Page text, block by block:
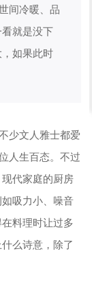
间冷暖、品
就是没下
如果此时
少文人雅士都爱
人生百态。不过
代家庭的厨房
吸力小、噪音
料理时让过多
么诗意，除了